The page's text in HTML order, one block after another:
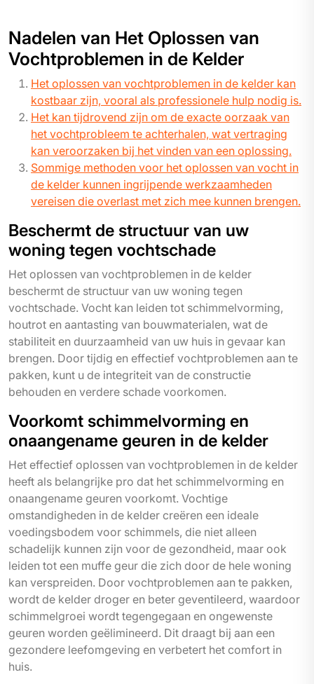
Nadelen van Het Oplossen van
Vochtproblemen in de Kelder
Het oplossen van vochtproblemen in de kelder kan
kostbaar zijn, vooral als professionele hulp nodig is.
Het kan tijdrovend zijn om de exacte oorzaak van
het vochtprobleem te achterhalen, wat vertraging
kan veroorzaken bij het vinden van een oplossing.
Sommige methoden voor het oplossen van vocht in
de kelder kunnen ingrijpende werkzaamheden
vereisen die overlast met zich mee kunnen brengen.
Beschermt de structuur van uw
woning tegen vochtschade
Het oplossen van vochtproblemen in de kelder
beschermt de structuur van uw woning tegen
vochtschade. Vocht kan leiden tot schimmelvorming,
houtrot en aantasting van bouwmaterialen, wat de
stabiliteit en duurzaamheid van uw huis in gevaar kan
brengen. Door tijdig en effectief vochtproblemen aan te
pakken, kunt u de integriteit van de constructie
behouden en verdere schade voorkomen.
Voorkomt schimmelvorming en
onaangename geuren in de kelder
Het effectief oplossen van vochtproblemen in de kelder
heeft als belangrijke pro dat het schimmelvorming en
onaangename geuren voorkomt. Vochtige
omstandigheden in de kelder creëren een ideale
voedingsbodem voor schimmels, die niet alleen
schadelijk kunnen zijn voor de gezondheid, maar ook
leiden tot een muffe geur die zich door de hele woning
kan verspreiden. Door vochtproblemen aan te pakken,
wordt de kelder droger en beter geventileerd, waardoor
schimmelgroei wordt tegengegaan en ongewenste
geuren worden geëlimineerd. Dit draagt bij aan een
gezondere leefomgeving en verbetert het comfort in
huis.